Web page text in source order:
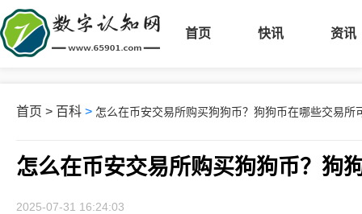
首页 快讯 资讯
首页 > 百科 > 怎么在币安交易所购买狗狗币？狗狗币在哪些交易所
怎么在币安交易所购买狗狗币？狗
2025-07-31 16:24:03